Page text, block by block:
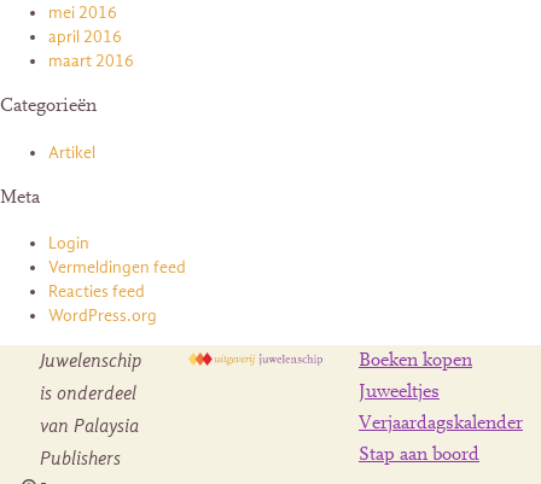
mei 2016
april 2016
maart 2016
Categorieën
Artikel
Meta
Login
Vermeldingen feed
Reacties feed
WordPress.org
Juwelenschip
is onderdeel
van Palaysia
Publishers
Boeken kopen
Juweeltjes
Verjaardagskalender
Stap aan boord